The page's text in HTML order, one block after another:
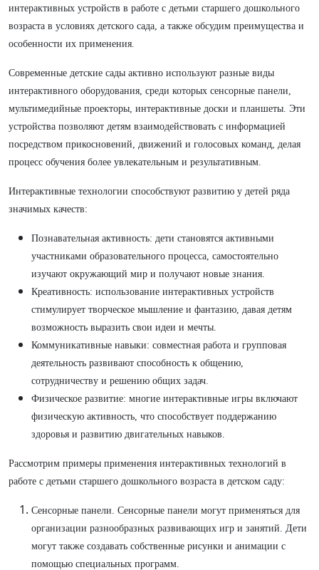
интерактивных устройств в работе с детьми старшего дошкольного
возраста в условиях детского сада, а также обсудим преимущества и
особенности их применения.
Современные детские сады активно используют разные виды
интерактивного оборудования, среди которых сенсорные панели,
мультимедийные проекторы, интерактивные доски и планшеты. Эти
устройства позволяют детям взаимодействовать с информацией
посредством прикосновений, движений и голосовых команд, делая
процесс обучения более увлекательным и результативным.
Интерактивные технологии способствуют развитию у детей ряда
значимых качеств:
Познавательная активность: дети становятся активными
участниками образовательного процесса, самостоятельно
изучают окружающий мир и получают новые знания.
Креативность: использование интерактивных устройств
стимулирует творческое мышление и фантазию, давая детям
возможность выразить свои идеи и мечты.
Коммуникативные навыки: совместная работа и групповая
деятельность развивают способность к общению,
сотрудничеству и решению общих задач.
Физическое развитие: многие интерактивные игры включают
физическую активность, что способствует поддержанию
здоровья и развитию двигательных навыков.
Рассмотрим примеры применения интерактивных технологий в
работе с детьми старшего дошкольного возраста в детском саду:
Сенсорные панели. Сенсорные панели могут применяться для
организации разнообразных развивающих игр и занятий. Дети
могут также создавать собственные рисунки и анимации с
помощью специальных программ.